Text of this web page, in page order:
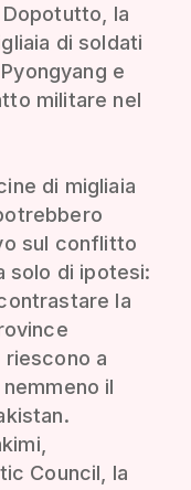
Dopotutto, la
di soldati
e
militare nel
di migliaia
sul conflitto
solo di ipotesi:
la
a
il
Council, la